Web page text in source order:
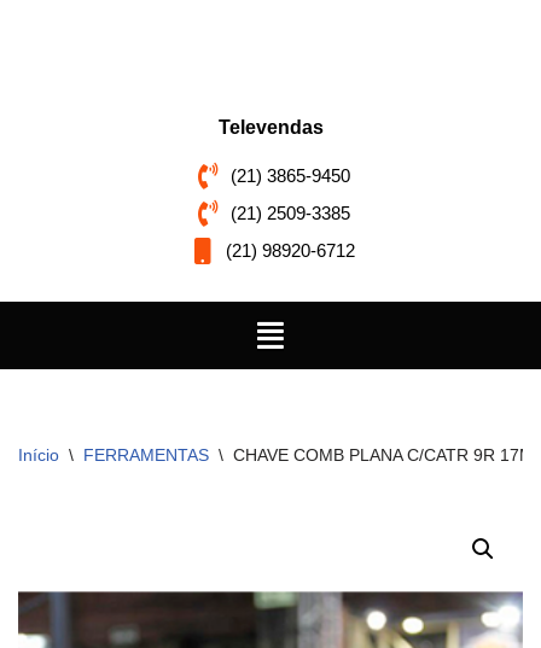
Televendas
(21) 3865-9450
(21) 2509-3385
(21) 98920-6712
Início \ FERRAMENTAS \ CHAVE COMB PLANA C/CATR 9R